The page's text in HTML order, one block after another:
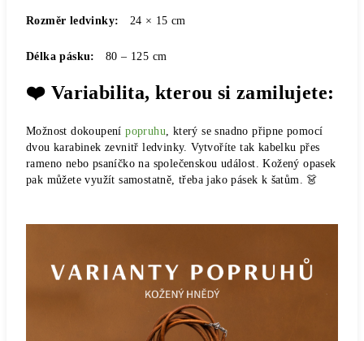
Rozměr ledvinky: 24 × 15 cm
Délka pásku: 80 – 125 cm
❤️ Variabilita, kterou si zamilujete:
Možnost dokoupenípopruhu, který se snadno připne pomocí
dvou karabinek zevnitř ledvinky. Vytvoříte tak kabelku přes
rameno nebo psaníčko na společenskou událost.Kožený opasek
pak můžete využít samostatně, třeba jako pásek k šatům. 👗